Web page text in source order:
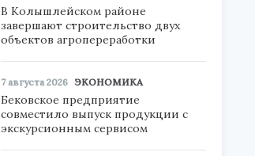
В Колышлейском районе
завершают строительство двух
объектов агропереработки
7 августа 2026 ЭКОНОМИКА
Бековское предприятие
совместило выпуск продукции с
экскурсионным сервисом